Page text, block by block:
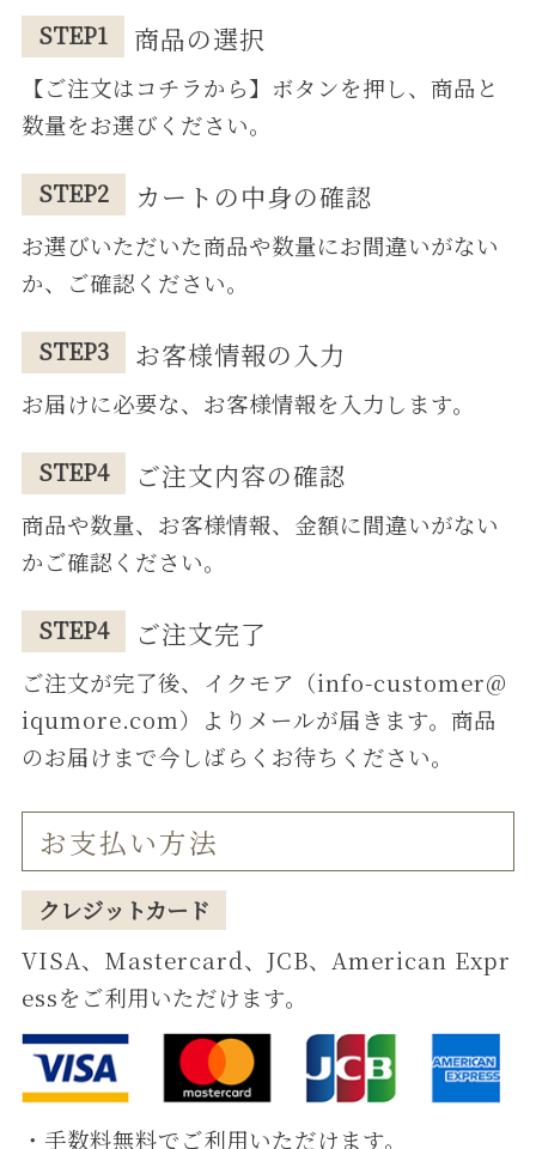
STEP1 商品の選択
【ご注⽂はコチラから】ボタンを押し、商品と
数量をお選びください。
STEP2 カートの中⾝の確認
お選びいただいた商品や数量にお間違いがない
か、ご確認ください。
STEP3 お客様情報の⼊⼒
お届けに必要な、お客様情報を⼊⼒します。
STEP4 ご注⽂内容の確認
商品や数量、お客様情報、⾦額に間違いがない
かご確認ください。
STEP4 ご注⽂完了
ご注⽂が完了後、イクモア（info-customer@
iqumore.com）よりメールが届きます。商品
のお届けまで今しばらくお待ちください。
お⽀払い⽅法
クレジットカード
VISA、Mastercard、JCB、American Expr
essをご利⽤いただけます。
・⼿数料無料でご利⽤いただけます。